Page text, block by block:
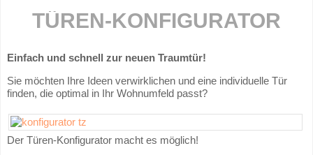
TÜREN-KONFIGURATOR
Einfach und schnell zur neuen Traumtür!
Sie möchten Ihre Ideen verwirklichen und eine individuelle Tür
finden, die optimal in Ihr Wohnumfeld passt?
Der Türen-Konfigurator macht es möglich!